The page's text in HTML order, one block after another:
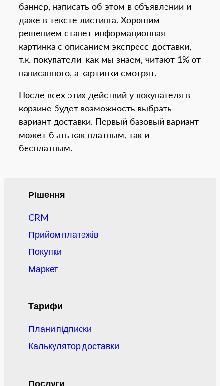
баннер, написать об этом в объявлении и
даже в тексте листинга. Хорошим
решением станет информационная
картинка с описанием экспресс-доставки,
т.к. покупатели, как мы знаем, читают 1% от
написанного, а картинки смотрят.
После всех этих действий у покупателя в
корзине будет возможность выбрать
вариант доставки. Первый базовый вариант
может быть как платным, так и
бесплатным.
Рішення
CRM
Прийом платежів
Покупки
Маркет
Тарифи
Плани підписки
Калькулятор доставки
Послуги